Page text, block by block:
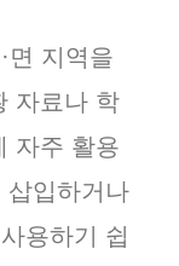
면 지역을
자료나 학
자주 활용
삽입하거나
용하기 쉽